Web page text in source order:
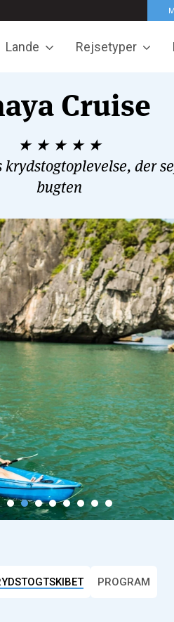
Lande Rejsetyper
Cruise
★ ★ ★ ★ ★
der
bugten
PROGRAM